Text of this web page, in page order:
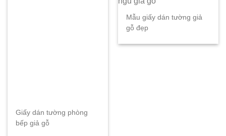
Giấy dán tường phòng
bếp giả gỗ
Mẫu giấy dán tường giả
gỗ đẹp